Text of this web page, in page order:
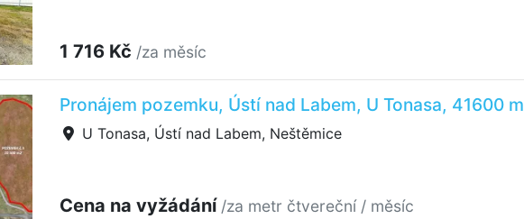
1 716 Kč /za měsíc
Pronájem pozemku, Ústí nad Labem, U Tonasa, 41600 m
U Tonasa, Ústí nad Labem, Neštěmice
Cena na vyžádání /za metr čtvereční / měsíc